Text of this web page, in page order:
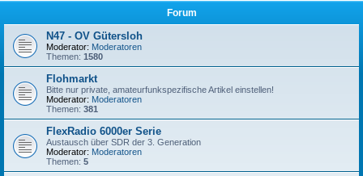
h
Forum
N47 - OV Gütersloh
Moderator: Moderatoren
Themen: 1580
Flohmarkt
Bitte nur private, amateurfunkspezifische Artikel einstellen!
Moderator: Moderatoren
Themen: 381
FlexRadio 6000er Serie
Austausch über SDR der 3. Generation
Moderator: Moderatoren
Themen: 5